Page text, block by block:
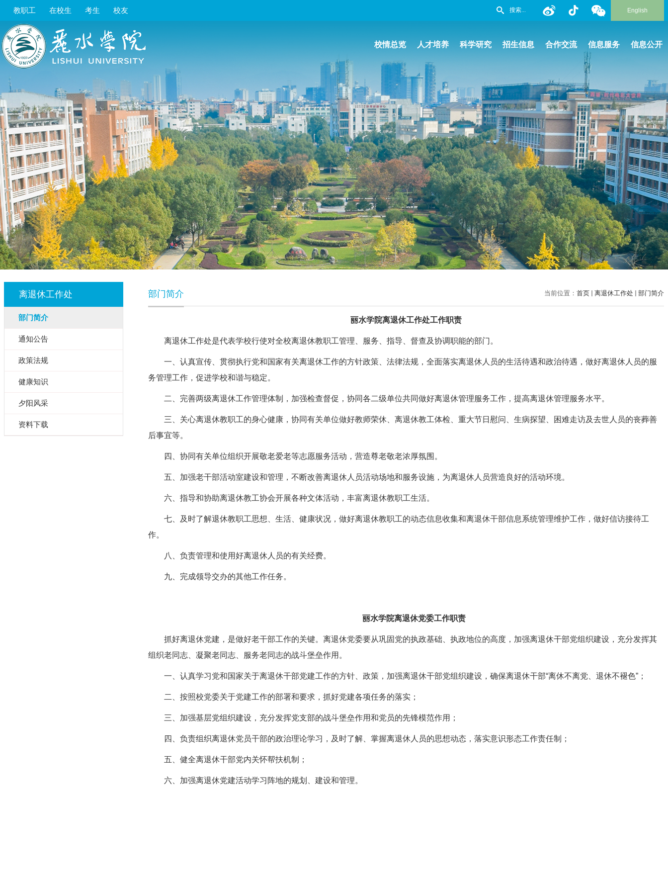
教职工 在校生 考生 校友 English
校情总览 人才培养 科学研究 招生信息 合作交流 信息服务 信息公开
离退休工作处
部门简介
通知公告
政策法规
健康知识
夕阳风采
资料下载
当前位置： 首页 离退休工作处 部门简介
部门简介
丽水学院离退休工作处工作职责
离退休工作处是代表学校行使对全校离退休教职工管理、服务、指导、督查及协调职能的部门。
一、认真宣传、贯彻执行党和国家有关离退休工作的方针政策、法律法规，全面落实离退休人员的生活待遇和政治待遇，做好离退休人员的服
务管理工作，促进学校和谐与稳定。
二、完善两级离退休工作管理体制，加强检查督促，协同各二级单位共同做好离退休管理服务工作，提高离退休管理服务水平。
三、关心离退休教职工的身心健康，协同有关单位做好教师荣休、离退休教工体检、重大节日慰问、生病探望、困难走访及去世人员的丧葬善
后事宜等。
四、协同有关单位组织开展敬老爱老等志愿服务活动，营造尊老敬老浓厚氛围。
五、加强老干部活动室建设和管理，不断改善离退休人员活动场地和服务设施，为离退休人员营造良好的活动环境。
六、指导和协助离退休教工协会开展各种文体活动，丰富离退休教职工生活。
七、及时了解退休教职工思想、生活、健康状况，做好离退休教职工的动态信息收集和离退休干部信息系统管理维护工作，做好信访接待工
作。
八、负责管理和使用好离退休人员的有关经费。
九、完成领导交办的其他工作任务。
丽水学院离退休党委工作职责
抓好离退休党建，是做好老干部工作的关键。离退休党委要从巩固党的执政基础、执政地位的高度，加强离退休干部党组织建设，充分发挥其
组织老同志、凝聚老同志、服务老同志的战斗堡垒作用。
一、认真学习党和国家关于离退休干部党建工作的方针、政策，加强离退休干部党组织建设，确保离退休干部“离休不离党、退休不褪色”；
二、按照校党委关于党建工作的部署和要求，抓好党建各项任务的落实；
三、加强基层党组织建设，充分发挥党支部的战斗堡垒作用和党员的先锋模范作用；
四、负责组织离退休党员干部的政治理论学习，及时了解、掌握离退休人员的思想动态，落实意识形态工作责任制；
五、健全离退休干部党内关怀帮扶机制；
六、加强离退休党建活动学习阵地的规划、建设和管理。